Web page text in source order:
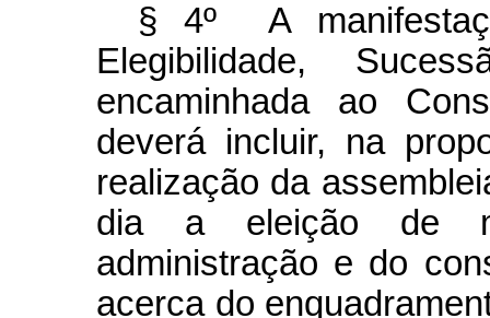
§ 4º A
Elegibilidade,
encaminhada ao
deverá incluir, na
realização da
dia a eleição de
administração e do
acerca do